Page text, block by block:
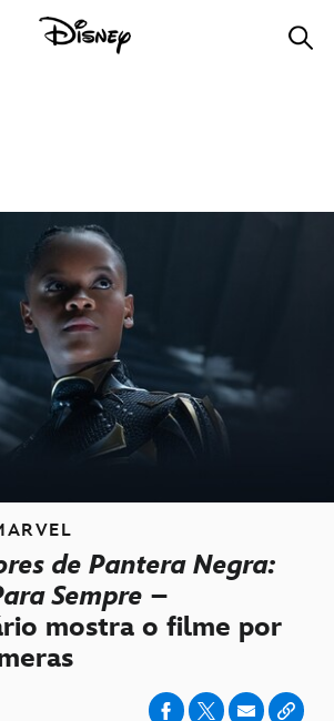
de Pantera Negra:
Sempre –
mostra o filme por